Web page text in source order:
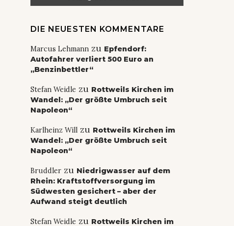
DIE NEUESTEN KOMMENTARE
Marcus Lehmannzu Epfendorf:
Autofahrer verliert 500 Euro an
„Benzinbettler“
Stefan Weidle zu Rottweils Kirchen im
Wandel: „Der größte Umbruch seit
Napoleon“
Karlheinz Willzu Rottweils Kirchen im
Wandel: „Der größte Umbruch seit
Napoleon“
Bruddlerzu Niedrigwasser auf dem
Rhein: Kraftstoffversorgung im
Südwesten gesichert – aber der
Aufwand steigt deutlich
Stefan Weidle zu Rottweils Kirchen im